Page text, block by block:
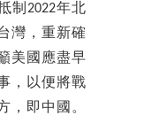
制2022年北
灣，重新確
美國應盡早
，以便將戰
，即中國。